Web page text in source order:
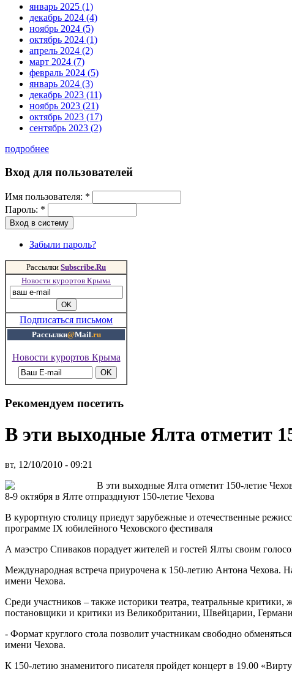
январь 2025 (1)
декабрь 2024 (4)
ноябрь 2024 (5)
октябрь 2024 (1)
апрель 2024 (2)
март 2024 (7)
февраль 2024 (5)
январь 2024 (3)
декабрь 2023 (11)
ноябрь 2023 (21)
октябрь 2023 (17)
сентябрь 2023 (2)
подробнее
Вход для пользователей
Имя пользователя: *
Пароль: *
Забыли пароль?
Рассылки Subscribe.Ru
Новости курортов Крыма
Подписаться письмом
Рассылки@Mail.ru
Новости курортов Крыма
Рекомендуем посетить
В эти выходные Ялта отметит
вт, 12/10/2010 - 09:21
В эти выходные Ялта отметит 150-летие
8-9 октября в Ялте отпразднуют 150-летие Чехова
В курортную столицу приедут зарубежные и отечественные
программе IX юбилейного Чеховского фестиваля
А маэстро Спиваков порадует жителей и гостей Ялты своим
Международная встреча приурочена к 150-летию Антона Чехова.
имени Чехова.
Среди участников – также историки театра, театральные
постановщики и критики из Великобритании, Швейцарии,
- Формат круглого стола позволит участникам свободно
имени Чехова.
К 150-летию знаменитого писателя пройдет концерт в 19.00